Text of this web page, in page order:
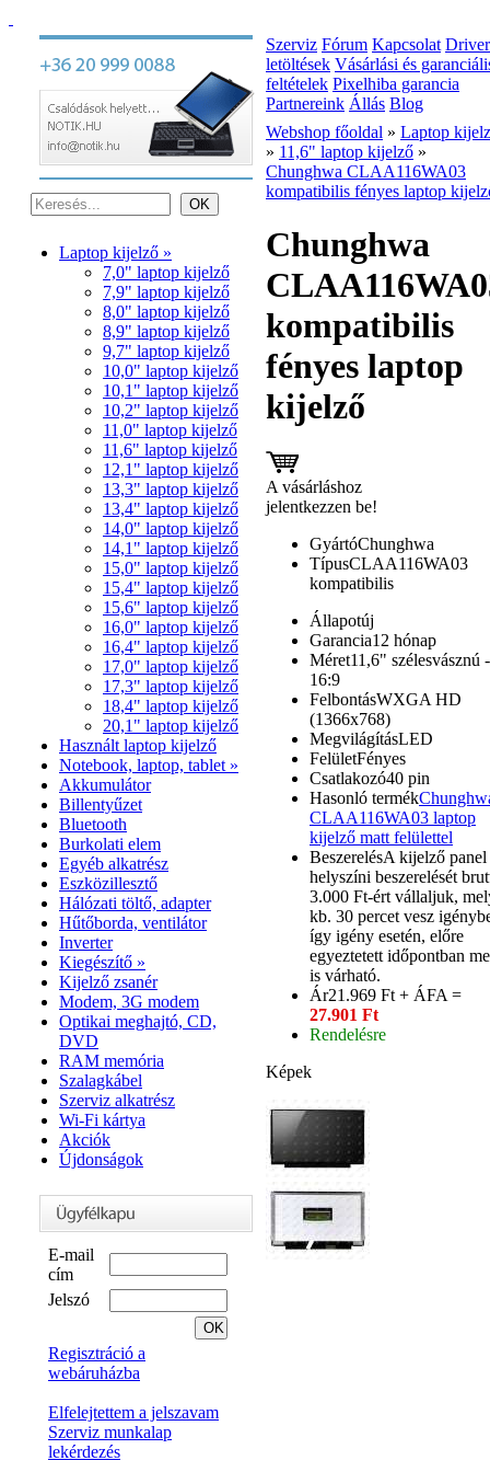
Laptop kijelző »
7,0" laptop kijelző
7,9" laptop kijelző
8,0" laptop kijelző
8,9" laptop kijelző
9,7" laptop kijelző
10,0" laptop kijelző
10,1" laptop kijelző
10,2" laptop kijelző
11,0" laptop kijelző
11,6" laptop kijelző
12,1" laptop kijelző
13,3" laptop kijelző
13,4" laptop kijelző
14,0" laptop kijelző
14,1" laptop kijelző
15,0" laptop kijelző
15,4" laptop kijelző
15,6" laptop kijelző
16,0" laptop kijelző
16,4" laptop kijelző
17,0" laptop kijelző
17,3" laptop kijelző
18,4" laptop kijelző
20,1" laptop kijelző
Használt laptop kijelző
Notebook, laptop, tablet »
Akkumulátor
Billentyűzet
Bluetooth
Burkolati elem
Egyéb alkatrész
Eszközillesztő
Hálózati töltő, adapter
Hűtőborda, ventilátor
Inverter
Kiegészítő »
Kijelző zsanér
Modem, 3G modem
Optikai meghajtó, CD,
DVD
RAM memória
Szalagkábel
Szerviz alkatrész
Wi-Fi kártya
Akciók
Újdonságok
E-mail
cím
Jelszó
Regisztráció a
webáruházba
Elfelejtettem a jelszavam
Szerviz munkalap
lekérdezés
Szerviz Fórum Kapcsolat Driver
letöltések Vásárlási és
feltételek Pixelhiba garancia
Partnereink Állás Blog
Webshop főoldal » Laptop
» 11,6" laptop kijelző »
Chunghwa CLAA116WA03
kompatibilis fényes laptop
Chunghwa
kompatibilis
fényes laptop
kijelző
A vásárláshoz
jelentkezzen be!
GyártóChunghwa
TípusCLAA116WA03
kompatibilis
Állapotúj
Garancia12 hónap
Méret11,6" szélesvásznú -
16:9
FelbontásWXGA HD
(1366x768)
MegvilágításLED
FelületFényes
Csatlakozó40 pin
Hasonló termék
CLAA116WA03 laptop
kijelző matt felülettel
BeszerelésA kijelző panel
helyszíni beszerelését
3.000 Ft-ért vállaljuk,
kb. 30 percet vesz
így igény esetén, előre
egyeztetett időpontban
is várható.
Ár21.969 Ft + ÁFA =
27.901 Ft
Rendelésre
Képek